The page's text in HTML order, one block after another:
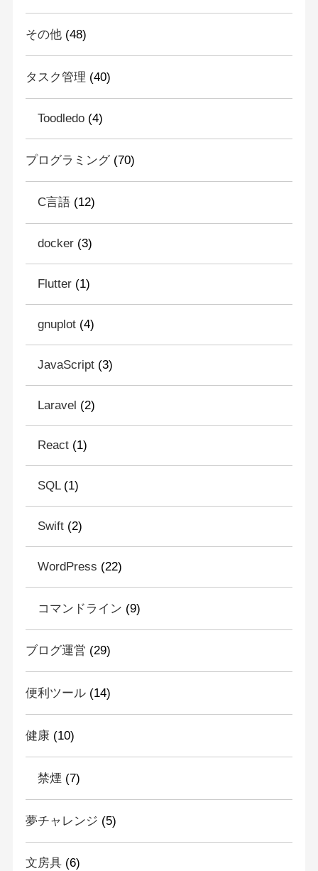
その他(48)
タスク管理 (40)
Toodledo(4)
プログラミング(70)
C言語(12)
docker(3)
Flutter(1)
gnuplot(4)
JavaScript(3)
Laravel (2)
React(1)
SQL(1)
Swift(2)
WordPress (22)
コマンドライン (9)
ブログ運営 (29)
便利ツール(14)
健康(10)
禁煙 (7)
夢チャレンジ (5)
文房具(6)